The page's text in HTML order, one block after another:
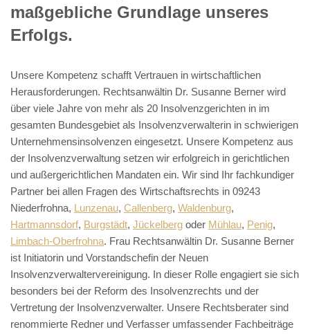
maßgebliche Grundlage unseres
Erfolgs.
Unsere Kompetenz schafft Vertrauen in wirtschaftlichen
Herausforderungen. Rechtsanwältin Dr. Susanne Berner wird
über viele Jahre von mehr als 20 Insolvenzgerichten in im
gesamten Bundesgebiet als Insolvenzverwalterin in schwierigen
Unternehmensinsolvenzen eingesetzt. Unsere Kompetenz aus
der Insolvenzverwaltung setzen wir erfolgreich in gerichtlichen
und außergerichtlichen Mandaten ein. Wir sind Ihr fachkundiger
Partner bei allen Fragen des Wirtschaftsrechts in 09243
Niederfrohna, Lunzenau, Callenberg, Waldenburg,
Hartmannsdorf, Burgstädt, Jückelberg oder Mühlau, Penig,
Limbach-Oberfrohna. Frau Rechtsanwältin Dr. Susanne Berner
ist Initiatorin und Vorstandschefin der Neuen
Insolvenzverwaltervereinigung. In dieser Rolle engagiert sie sich
besonders bei der Reform des Insolvenzrechts und der
Vertretung der Insolvenzverwalter. Unsere Rechtsberater sind
renommierte Redner und Verfasser umfassender Fachbeiträge